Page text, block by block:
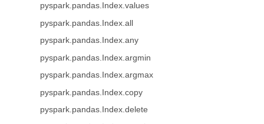
pyspark.pandas.Index.values
pyspark.pandas.Index.all
pyspark.pandas.Index.any
pyspark.pandas.Index.argmin
pyspark.pandas.Index.argmax
pyspark.pandas.Index.copy
pyspark.pandas.Index.delete